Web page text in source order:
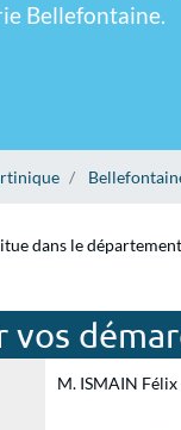
Bellefontaine.
dans le
M. ISMAIN Félix